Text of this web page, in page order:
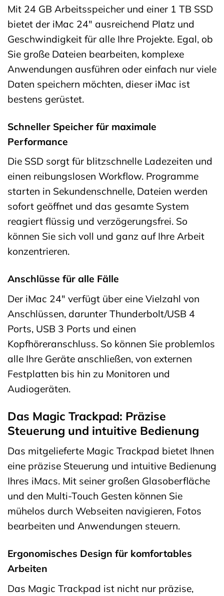
Mit 24 GB Arbeitsspeicher und einer 1 TB SSD
bietet der iMac 24″ ausreichend Platz und
Geschwindigkeit für alle Ihre Projekte. Egal, ob
Sie große Dateien bearbeiten, komplexe
Anwendungen ausführen oder einfach nur viele
Daten speichern möchten, dieser iMac ist
bestens gerüstet.
Schneller Speicher für maximale
Performance
Die SSD sorgt für blitzschnelle Ladezeiten und
einen reibungslosen Workflow. Programme
starten in Sekundenschnelle, Dateien werden
sofort geöffnet und das gesamte System
reagiert flüssig und verzögerungsfrei. So
können Sie sich voll und ganz auf Ihre Arbeit
konzentrieren.
Anschlüsse für alle Fälle
Der iMac 24″ verfügt über eine Vielzahl von
Anschlüssen, darunter Thunderbolt/USB 4
Ports, USB 3 Ports und einen
Kopfhöreranschluss. So können Sie problemlos
alle Ihre Geräte anschließen, von externen
Festplatten bis hin zu Monitoren und
Audiogeräten.
Das Magic Trackpad: Präzise
Steuerung und intuitive Bedienung
Das mitgelieferte Magic Trackpad bietet Ihnen
eine präzise Steuerung und intuitive Bedienung
Ihres iMacs. Mit seiner großen Glasoberfläche
und den Multi-Touch Gesten können Sie
mühelos durch Webseiten navigieren, Fotos
bearbeiten und Anwendungen steuern.
Ergonomisches Design für komfortables
Arbeiten
Das Magic Trackpad ist nicht nur präzise,